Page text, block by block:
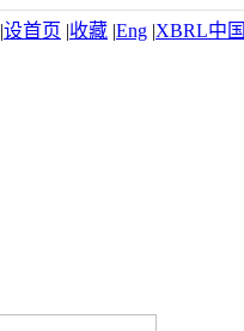
|设首页 |收藏 |Eng |XBRL中国